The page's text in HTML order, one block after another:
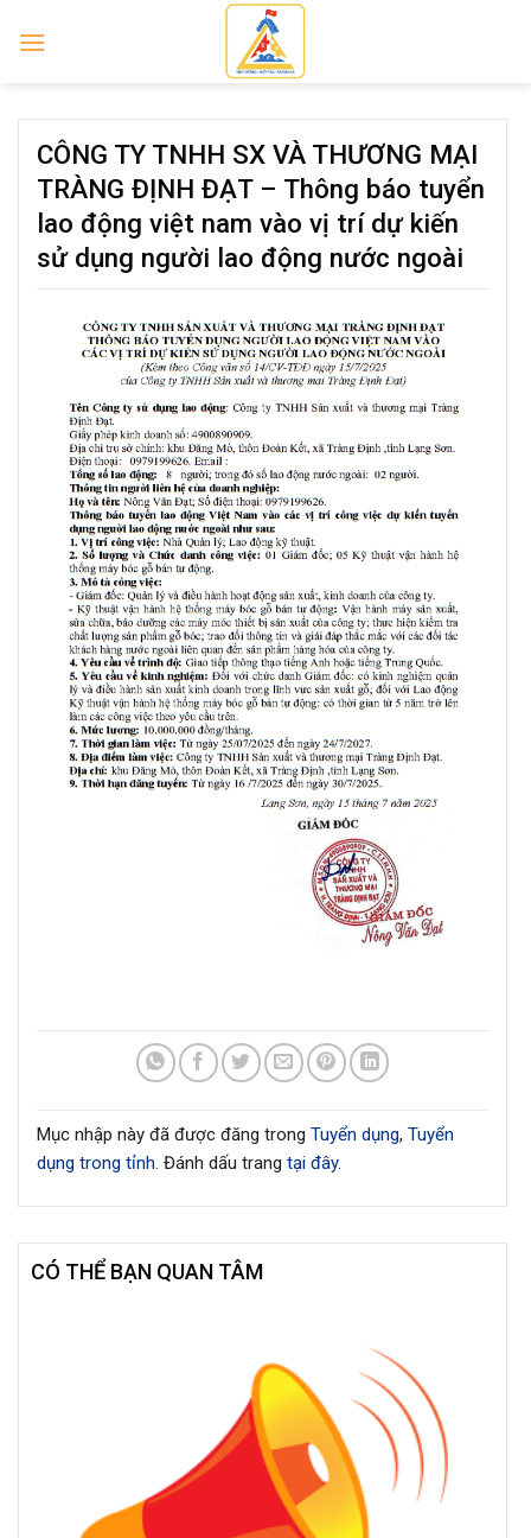
CÔNG TY TNHH SX VÀ THƯƠNG MẠI
TRÀNG ĐỊNH ĐẠT – Thông báo tuyển
lao động việt nam vào vị trí dự kiến
sử dụng người lao động nước ngoài
Mục nhập này đã được đăng trong Tuyển dụng, Tuyển
dụng trong tỉnh. Đánh dấu trang tại đây.
CÓ THỂ BẠN QUAN TÂM